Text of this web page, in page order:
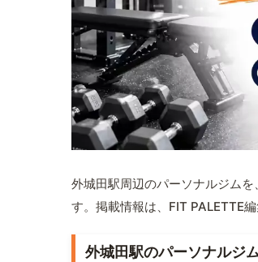
外城田駅周辺のパーソナルジム
す。掲載情報は、FIT PALETTE
外城田駅のパーソナルジ